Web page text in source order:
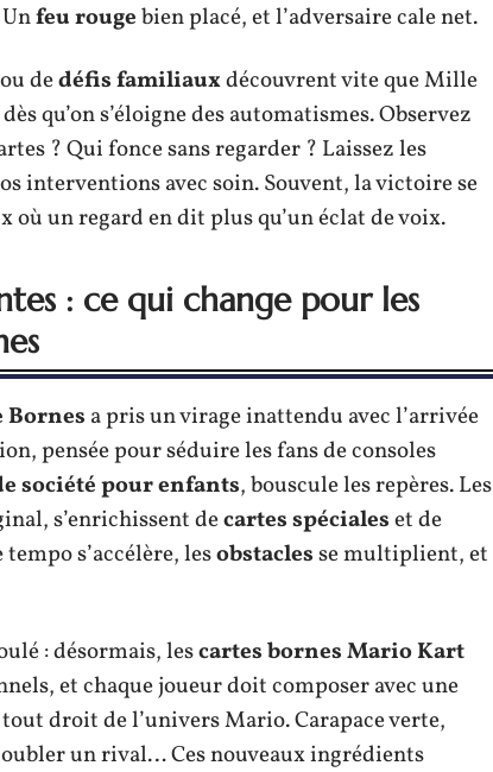
feu rougebien placé, et l’adversaire cale net.
ou dedéfis familiauxdécouvrent vite que Mille
qu’on s’éloigne des automatismes. Observez
? Qui fonce sans regarder ? Laissez les
interventions avec soin. Souvent, la victoire se
où un regard en dit plus qu’un éclat de voix.
: ce qui change pour les
a pris un virage inattendu avec l’arrivée
pensée pour séduire les fans de consoles
société pour enfants, bouscule les repères. Les
s’enrichissent decartes spécialeset de
s’accélère, lesobstaclesse multiplient, et
: désormais, lescartes bornes Mario Kart
et chaque joueur doit composer avec une
droit de l’univers Mario. Carapace verte,
un rival… Ces nouveaux ingrédients